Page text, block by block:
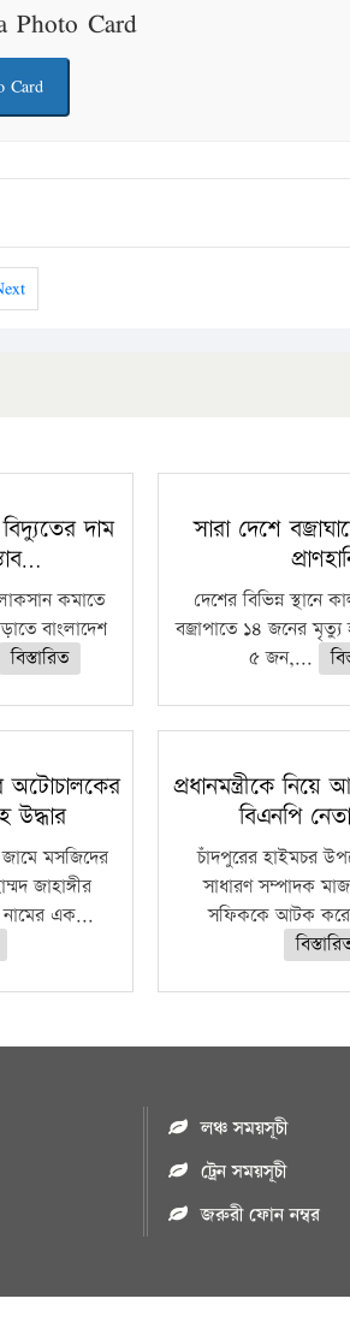
Photo Card
Card
দাম
কমাতে
বাংলাদেশ
বিস্তারিত
সারা দেশে
দেশের বিভিন্ন স্থানে
বজ্রাপাতে ১৪ জনের মৃত্যু
৫ জন,...
অটোচালকের
উদ্ধার
মসজিদের
জাহাঙ্গীর
এক...
প্রধানমন্ত্রীকে নিয়ে
বিএনপি
চাঁদপুরের হাইমচর
সাধারণ সম্পাদক
সফিককে আটক
লঞ্চ সময়সূচী
ট্রেন সময়সূচী
জরুরী ফোন নম্বর